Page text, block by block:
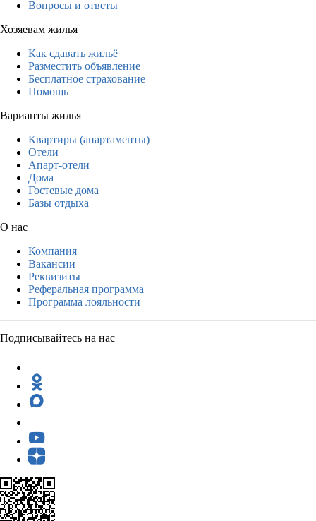
Вопросы и ответы
Хозяевам жилья
Как сдавать жильё
Разместить объявление
Бесплатное страхование
Помощь
Варианты жилья
Квартиры (апартаменты)
Отели
Апарт-отели
Дома
Гостевые дома
Базы отдыха
О нас
Компания
Вакансии
Реквизиты
Реферальная программа
Программа лояльности
Подписывайтесь на нас